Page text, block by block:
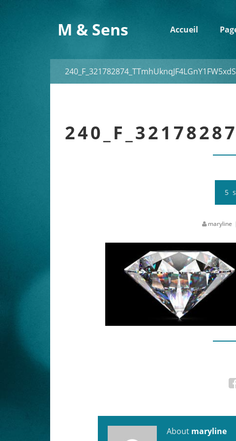
M & Sens Accueil
5
maryline
About maryline